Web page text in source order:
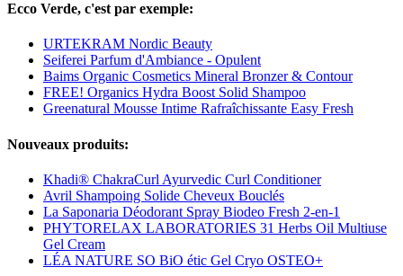
Ecco Verde, c'est par exemple:
URTEKRAM Nordic Beauty
Seiferei Parfum d'Ambiance - Opulent
Baims Organic Cosmetics Mineral Bronzer & Contour
FREE! Organics Hydra Boost Solid Shampoo
Greenatural Mousse Intime Rafraîchissante Easy Fresh
Nouveaux produits:
Khadi® ChakraCurl Ayurvedic Curl Conditioner
Avril Shampoing Solide Cheveux Bouclés
La Saponaria Déodorant Spray Biodeo Fresh 2-en-1
PHYTORELAX LABORATORIES 31 Herbs Oil Multiuse
Gel Cream
LÉA NATURE SO BiO étic Gel Cryo OSTEO+